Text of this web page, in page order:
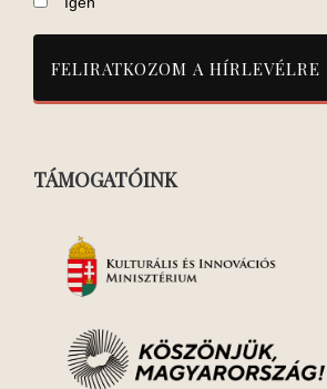
TÁMOGATÓINK